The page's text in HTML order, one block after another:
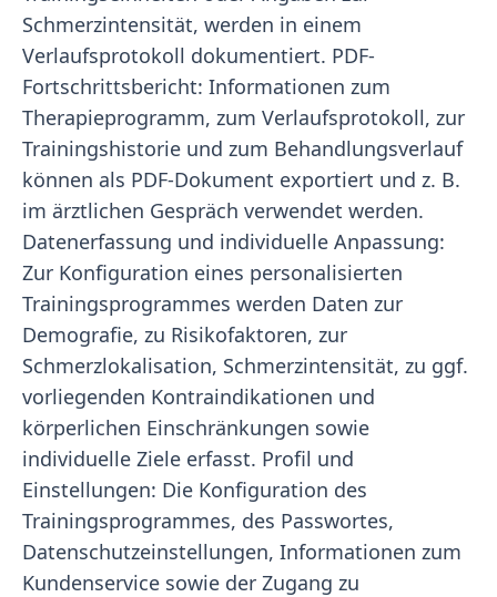
Schmerzintensität, werden in einem
Verlaufsprotokoll dokumentiert. PDF-
Fortschrittsbericht: Informationen zum
Therapieprogramm, zum Verlaufsprotokoll, zur
Trainingshistorie und zum Behandlungsverlauf
können als PDF-Dokument exportiert und z. B.
im ärztlichen Gespräch verwendet werden.
Datenerfassung und individuelle Anpassung:
Zur Konfiguration eines personalisierten
Trainingsprogrammes werden Daten zur
Demografie, zu Risikofaktoren, zur
Schmerzlokalisation, Schmerzintensität, zu ggf.
vorliegenden Kontraindikationen und
körperlichen Einschränkungen sowie
individuelle Ziele erfasst. Profil und
Einstellungen: Die Konfiguration des
Trainingsprogrammes, des Passwortes,
Datenschutzeinstellungen, Informationen zum
Kundenservice sowie der Zugang zu